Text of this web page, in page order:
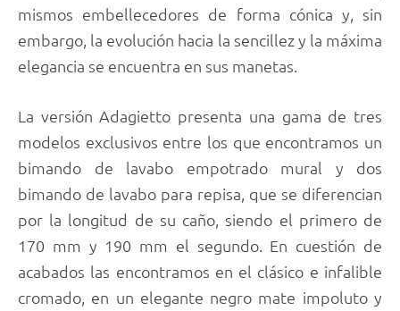
mismos embellecedores de forma cónica y, sin
embargo, la evolución hacia la sencillez y la máxima
elegancia se encuentra en sus manetas.
La versión Adagietto presenta una gama de tres
modelos exclusivos entre los que encontramos un
bimando de lavabo empotrado mural y dos
bimando de lavabo para repisa, que se diferencian
por la longitud de su caño, siendo el primero de
170 mm y 190 mm el segundo. En cuestión de
acabados las encontramos en el clásico e infalible
cromado, en un elegante negro mate impoluto y